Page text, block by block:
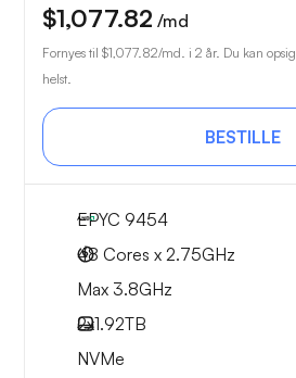
$1,077.82 /md
Fornyes til $1,077.82/md. i 2 år. Du kan
helst.
BESTILLE
EPYC 9454
48 Cores x 2.75GHz
Max 3.8GHz
2x1.92TB
NVMe